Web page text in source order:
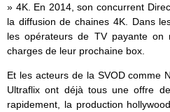
» 4K. En 2014, son concurrent
la diffusion de chaines 4K. Dans
les opérateurs de TV payante
charges de leur prochaine box.
Et les acteurs de la SVOD comme
Ultraflix ont déjà tous une offre
rapidement, la production